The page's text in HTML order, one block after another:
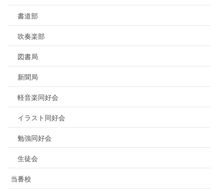
書道部
吹奏楽部
図書局
新聞局
軽音楽同好会
イラスト同好会
勉強同好会
生徒会
当番校